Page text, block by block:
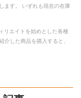
ます。 いずれも現在の在庫
リエイトを始めとした各種
介した商品を購入すると、